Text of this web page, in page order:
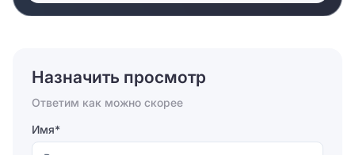
Назначить просмотр
Ответим как можно скорее
Имя*